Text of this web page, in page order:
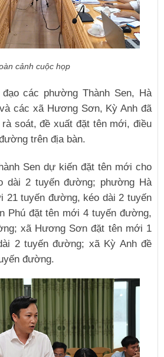
cảnh cuộc họp
các phường Thành Sen, Hà
các xã Hương Sơn, Kỳ Anh đã
soát, đề xuất đặt tên mới, điều
trên địa bàn.
Sen dự kiến đặt tên mới cho
dài 2 tuyến đường; phường Hà
21 tuyến đường, kéo dài 2 tuyến
Phú đặt tên mới 4 tuyến đường,
xã Hương Sơn đặt tên mới 1
2 tuyến đường; xã Kỳ Anh đề
đường.